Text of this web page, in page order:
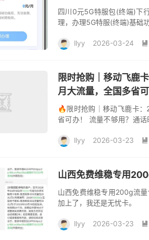
四川0元5G特服包(终端)下
理，办理5G特服(终端)基础
llyy 2026-03-24 
限时抢购｜移动飞鹿
月大流量，全国多省可
🔥限时抢购｜移动飞鹿卡
省可办！ 流量不够用？通
llyy 2026-03-23 
山西免费维稳专用
山西免费维稳专用200g流
加上了，我还是无忧卡。
llyy 2026-03-23 